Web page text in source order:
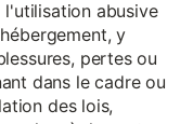
l'utilisation abusive
y
pertes ou
dans le cadre ou
des lois,